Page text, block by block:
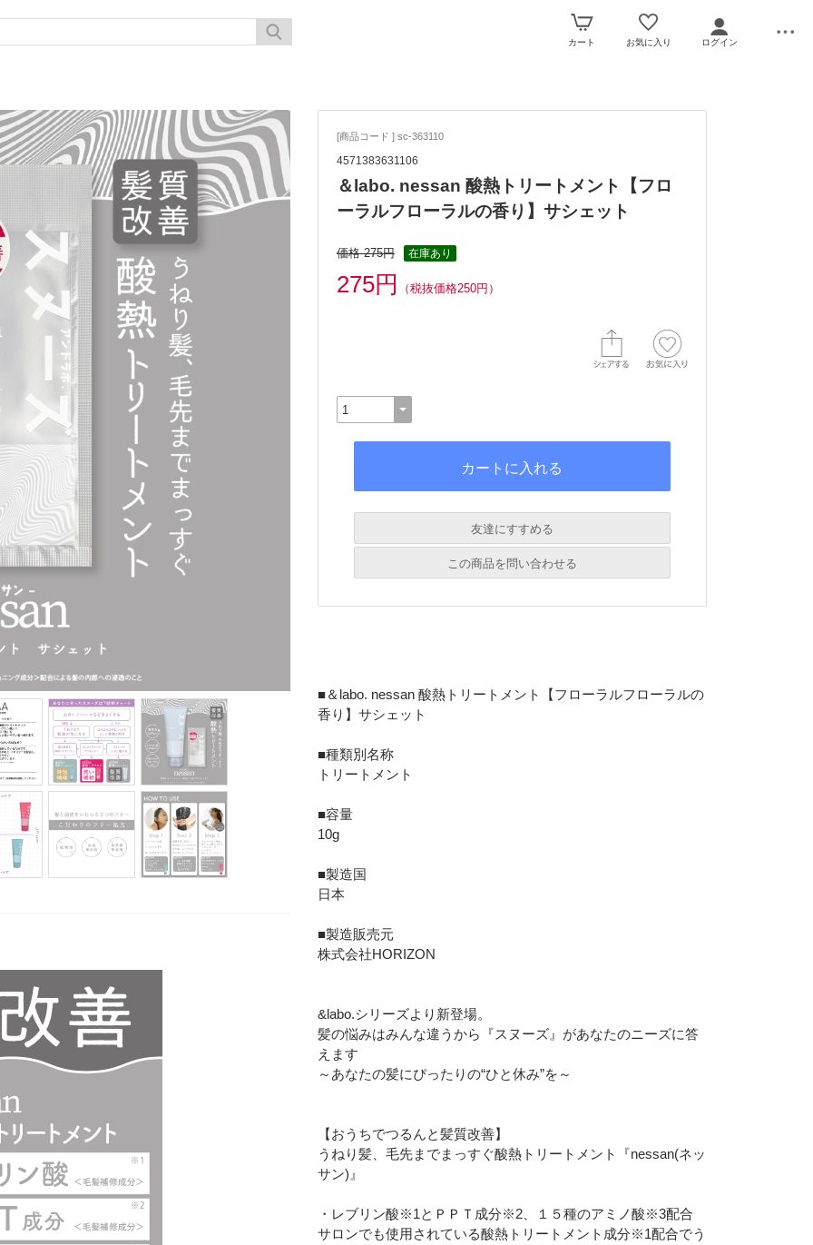
カート お気に入り ログイン
[商品コード ] sc-363110
4571383631106
＆labo. nessan 酸熱トリートメント【フロ
ーラルフローラルの香り】サシェット
価格 275円 在庫あり
275円 （税抜価格250円）
友達にすすめる
この商品を問い合わせる
プライバシーポリシーをご確認ください。
■＆labo. nessan 酸熱トリートメント【フローラルフローラルの
香り】サシェット
■種類別名称
トリートメント
■容量
10g
■製造国
日本
■製造販売元
株式会社HORIZON
&labo.シリーズより新登場。
髪の悩みはみんな違うから『スヌーズ』があなたのニーズに答
えます
～あなたの髪にぴったりの“ひと休み”を～
【おうちでつるんと髪質改善】
うねり髪、毛先までまっすぐ酸熱トリートメント『nessan(ネッ
サン)』
・レブリン酸※1とＰＰＴ成分※2、１５種のアミノ酸※3配合
サロンでも使用されている酸熱トリートメント成分※1配合でう